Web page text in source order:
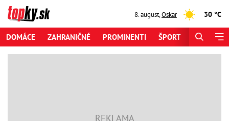
8. august,Oskar 30 °C
DOMÁCE ZAHRANIČNÉ PROMINENTI ŠPORT